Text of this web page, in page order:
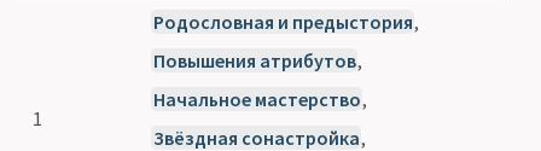
1
Родословная и предыстория,
Повышения атрибутов,
Начальное мастерство,
Звёздная сонастройка,